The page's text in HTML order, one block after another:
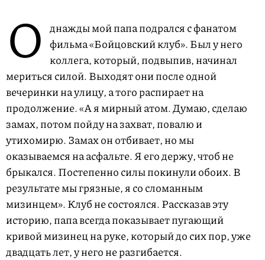
О днажды мой папа подрался с фанатом
фильма «Бойцовский клуб». Был у него
коллега, который, подвыпив, начинал
мериться силой. Выходят они после одной
вечеринки на улицу, а того распирает на
продолжение. «А я мирный атом. Думаю, сделаю
замах, потом пойду на захват, повалю и
утихомирю. Замах он отбивает, но мы
оказываемся на асфальте. Я его держу, чтоб не
брыкался. Постепенно силы покинули обоих. В
результате мы грязные, я со сломанным
мизинцем». Клуб не состоялся. Рассказав эту
историю, папа всегда показывает пугающий
кривой мизинец на руке, который до сих пор, уже
двадцать лет, у него не разгибается.